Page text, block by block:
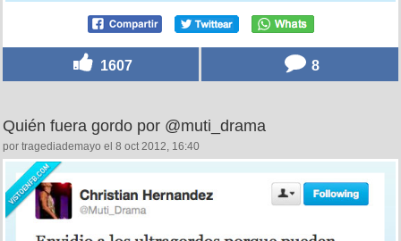
1607 8
Quién fuera gordo por @muti_drama
por tragediademayo el 8 oct 2012, 16:40